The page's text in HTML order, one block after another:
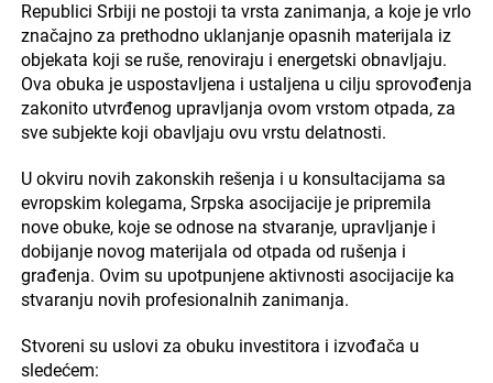
Republici Srbiji ne postoji ta vrsta zanimanja, a koje je vrlo
značajno za prethodno uklanjanje opasnih materijala iz
objekata koji se ruše, renoviraju i energetski obnavljaju.
Ova obuka je uspostavljena i ustaljena u cilju sprovođenja
zakonito utvrđenog upravljanja ovom vrstom otpada, za
sve subjekte koji obavljaju ovu vrstu delatnosti.
U okviru novih zakonskih rešenja i u konsultacijama sa
evropskim kolegama, Srpska asocijacije je pripremila
nove obuke, koje se odnose na stvaranje, upravljanje i
dobijanje novog materijala od otpada od rušenja i
građenja. Ovim su upotpunjene aktivnosti asocijacije ka
stvaranju novih profesionalnih zanimanja.
Stvoreni su uslovi za obuku investitora i izvođača u
sledećem: